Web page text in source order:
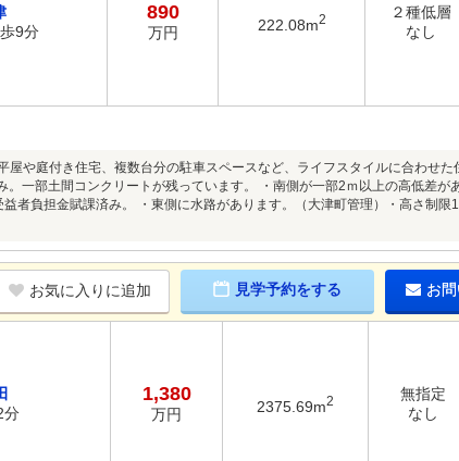
9分
890
万円 222.08m2
２種低層
なし
屋や庭付き住宅、複数台分の駐車スペースなど、ライフスタイルに合わせた
一部土間コンクリートが残っています。 ・南側が一部2ｍ以上の高低差が
者負担金賦課済み。 ・東側に水路があります。（大津町管理）・高さ制限
お気に入りに追加 見学予約をする お
分
1,380
万円 2375.69m2
無指定
なし